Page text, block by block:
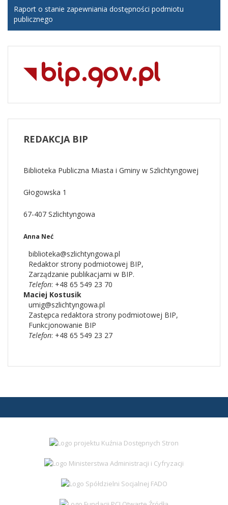
Raport o stanie zapewniania dostępności podmiotu
publicznego
REDAKCJABIP
Biblioteka Publiczna Miasta i Gminy w Szlichtyngowej
Głogowska 1
67-407 Szlichtyngowa
Anna Neć
biblioteka@szlichtyngowa.pl
Redaktor strony podmiotowej BIP,
Zarządzanie publikacjami w BIP.
Telefon: +48 65 549 23 70
Maciej Kostusik
umig@szlichtyngowa.pl
Zastępca redaktora strony podmiotowej BIP,
Funkcjonowanie BIP
Telefon: +48 65 549 23 27